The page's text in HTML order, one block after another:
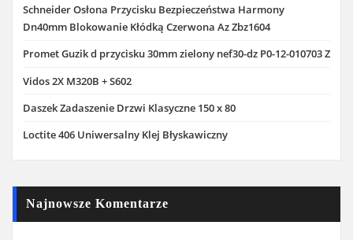
Schneider Osłona Przycisku Bezpieczeństwa Harmony
Dn40mm Blokowanie Kłódką Czerwona Az Zbz1604
Promet Guzik d przycisku 30mm zielony nef30-dz P0-12-010703 Z
Vidos 2X M320B + S602
Daszek Zadaszenie Drzwi Klasyczne 150 x 80
Loctite 406 Uniwersalny Klej Błyskawiczny
Najnowsze Komentarze